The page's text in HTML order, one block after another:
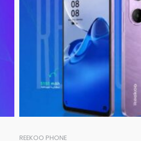
REEKOO PHONE